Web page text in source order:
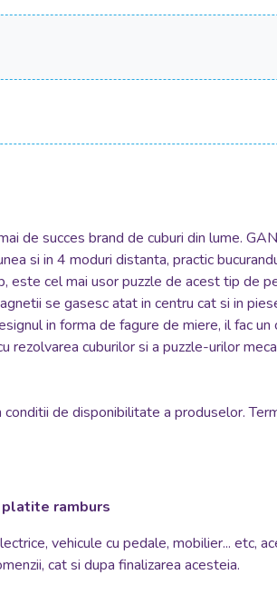
de succes brand de cuburi din lume.
si in 4 moduri distanta, practic
cel mai usor puzzle de acest tip de
se gasesc atat in centru cat si in
in forma de fagure de miere, il fac
cuburilor si a puzzle-urilor
de disponibilitate a produselor.
ramburs
vehicule cu pedale, mobilier... etc,
cat si dupa finalizarea acesteia.